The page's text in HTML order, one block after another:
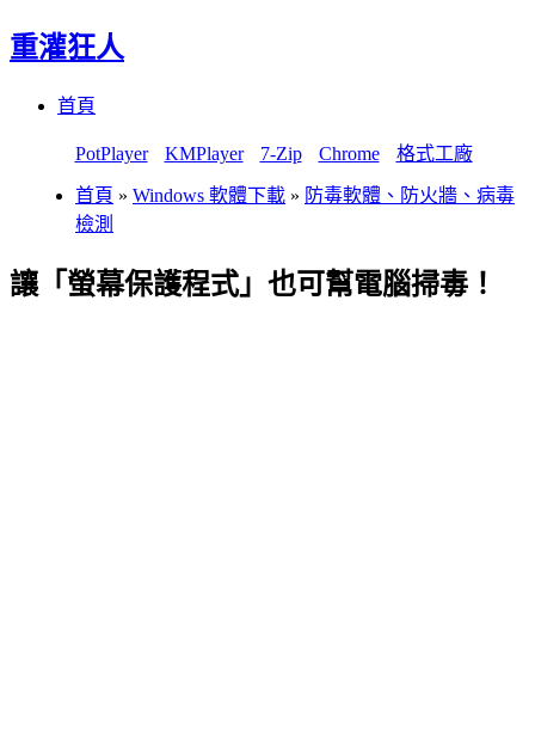
重灌狂人
首頁
PotPlayer KMPlayer 7-Zip Chrome 格式工廠
首頁 » Windows 軟體下載 » 防毒軟體、防火牆、病毒
檢測
讓「螢幕保護程式」也可幫電腦掃毒！